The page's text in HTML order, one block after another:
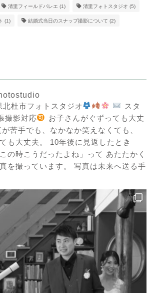
清里フィールドバレエ (1) 清里フォトスタジオ (5)
(1) 結婚式当日のスナップ撮影について (2)
北杜市フォトスタジオ
スタ
撮影対応
お子さんがぐずっても大丈
苦手でも、なかなか笑えなくても、
も大丈夫。
10年後に見返したとき
この時こうだったよね」って あたたかく
を撮っています。
写真は未来へ送る手